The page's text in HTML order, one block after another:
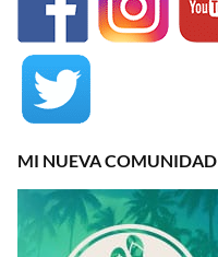
MI NUEVA COMUNIDAD